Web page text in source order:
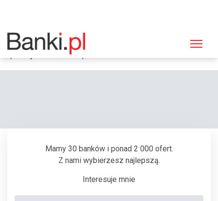
Strona główna
Bankomat Bank Polska Kasa Opieki (PEKAO SA), Kielce, Malików 150
(Zakłady "DS Smith Polska")
Mamy 30 banków i ponad 2 000 ofert.
Z nami wybierzesz najlepszą.
Interesuje mnie